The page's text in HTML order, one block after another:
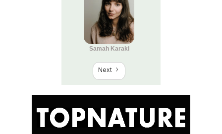
Samah Karaki
Next